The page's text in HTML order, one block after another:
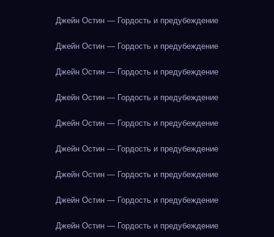
Джейн Остин — Гордость и предубеждение
Джейн Остин — Гордость и предубеждение
Джейн Остин — Гордость и предубеждение
Джейн Остин — Гордость и предубеждение
Джейн Остин — Гордость и предубеждение
Джейн Остин — Гордость и предубеждение
Джейн Остин — Гордость и предубеждение
Джейн Остин — Гордость и предубеждение
Джейн Остин — Гордость и предубеждение